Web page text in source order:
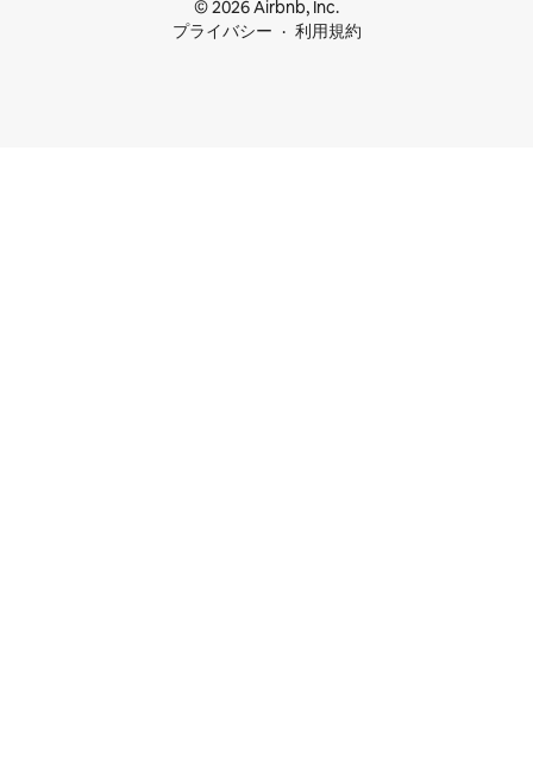
© 2026 Airbnb, Inc.
プライバシー
利用規約